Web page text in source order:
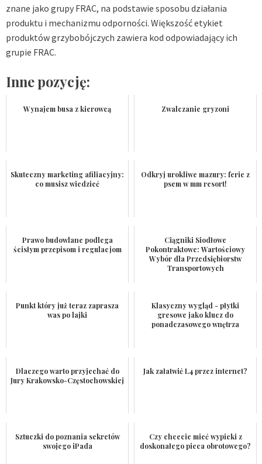
znane jako grupy FRAC, na podstawie sposobu działania
produktu i mechanizmu odporności. Większość etykiet
produktów grzybobójczych zawiera kod odpowiadający ich
grupie FRAC.
Inne pozycję:
Wynajem busa z kierowcą Zwalczanie gryzoni
Skuteczny marketing afiliacyjny:
co musisz wiedzieć
Odkryj urokliwe mazury: ferie z
psem w mm resort!
Prawo budowlane podlega
ścisłym przepisom i regulacjom
Ciągniki Siodłowe
Pokontraktowe: Wartościowy
Wybór dla Przedsiębiorstw
Transportowych
Punkt który już teraz zaprasza
was po lajki
Klasyczny wygląd - płytki
gresowe jako klucz do
ponadczasowego wnętrza
Dlaczego warto przyjechać do
Jury Krakowsko-Częstochowskiej
Jak załatwić L4 przez internet?
Sztuczki do poznania sekretów
swojego iPada
Czy chcecie mieć wypieki z
doskonałego pieca obrotowego?